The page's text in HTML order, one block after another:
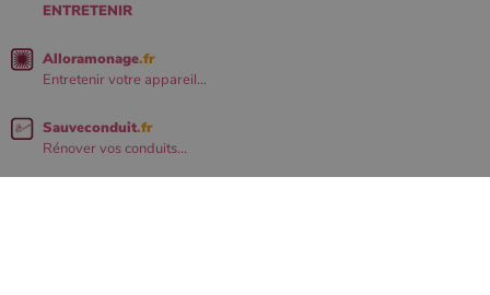
ENTRETENIR
Alloramonage.fr
Entretenir votre appareil...
Sauveconduit.fr
Rénover vos conduits...